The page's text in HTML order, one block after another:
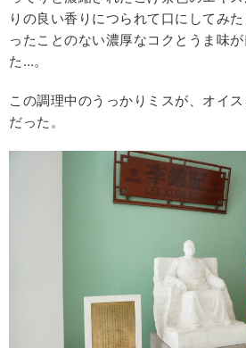
りの良い香りにつられて口にしてみ
ったことのない濃厚なコクとうま味
た…。
この調理中のうっかりミスが、オイ
だった。